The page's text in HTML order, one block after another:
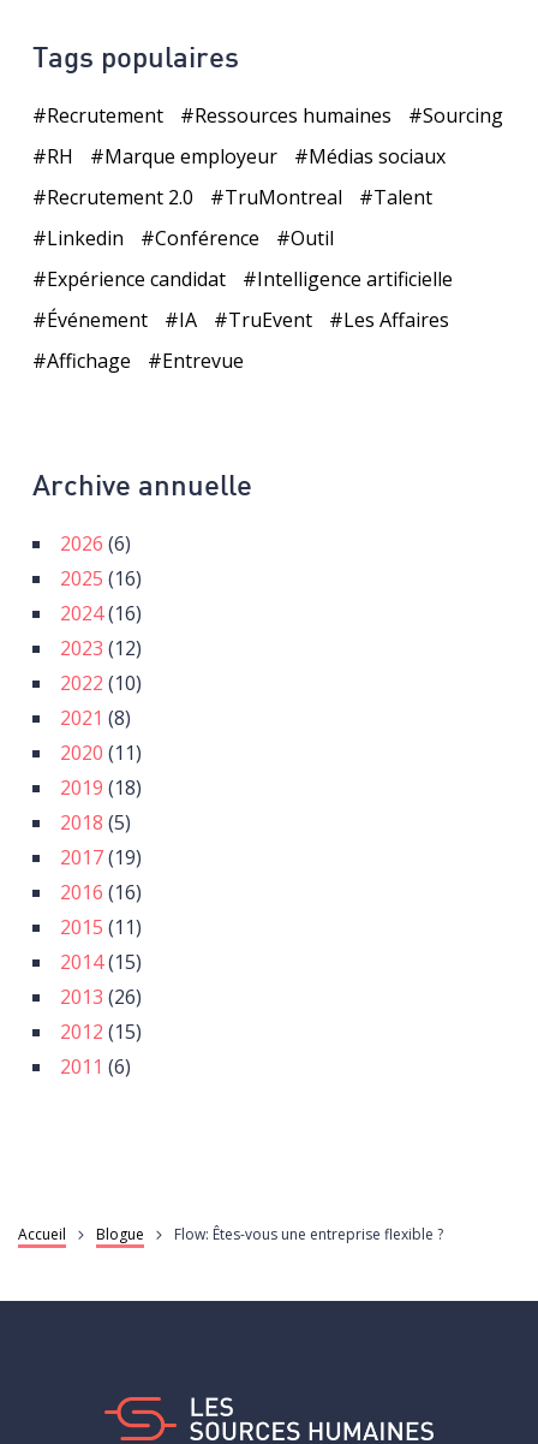
Tags populaires
Recrutement Ressources humaines
Sourcing
RH
Marque employeur
Médias sociaux
Recrutement 2.0
TruMontreal
Talent
Linkedin
Conférence
Outil
Expérience candidat
Intelligence artificielle
Événement
IA TruEvent
Les Affaires
Affichage
Entrevue
Archive annuelle
2026 (6)
2025 (16)
2024(16)
2023 (12)
2022 (10)
2021 (8)
2020 (11)
2019 (18)
2018 (5)
2017(19)
2016 (16)
2015 (11)
2014(15)
2013 (26)
2012 (15)
2011 (6)
Fil
Accueil Blogue Flow: Êtes-vous une entreprise flexible ?